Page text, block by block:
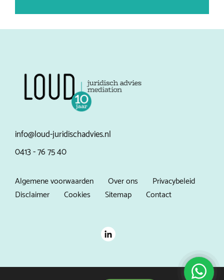
info@loud-juridischadvies.nl
0413 - 76 75 40
Algemene voorwaarden Over ons
Privacybeleid
Disclaimer
Cookies Sitemap Contact